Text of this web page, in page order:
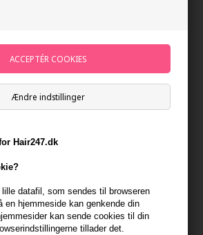
Ændre indstillinger
Hair247.dk
lille datafil, som sendes til browseren
en hjemmeside kan genkende din
kan sende cookies til din
tillader det.
Brand:Four Reasons
1-2 dage
FRAGT